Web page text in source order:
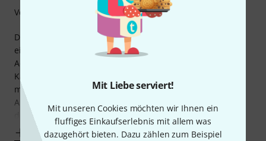
Mit Liebe serviert!
Mit unseren Cookies möchten wir Ihnen ein
fluffiges Einkaufserlebnis mit allem was
dazugehört bieten. Dazu zählen zum Beispiel
Diese Verbindungskabel vom Typ A sind wunderbar. Statt
ein normales 5-poliges MIDI-Kabel zusammen mit einem
Adapter zu verwenden, kann man mit diesem speziellen
Kabel MIDI-Geräte mit einem Mini-Klinkenanschluss direkt
mit einem 5-poligen Standard-MIDI-Anschluss verbinden.
Aufpassen, es gibt dabei den Typ A, hier rotes Kabel, und
den Typ B, graues Kabel, weil sich die
Mehr anzeigen
Verarbeitung